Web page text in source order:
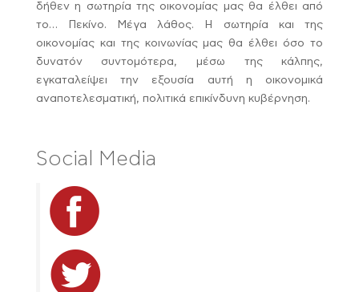
δήθεν η σωτηρία της οικονομίας μας θα έλθει από
το… Πεκίνο. Μέγα λάθος. Η σωτηρία και της
οικονομίας και της κοινωνίας μας θα έλθει όσο το
δυνατόν συντομότερα, μέσω της κάλπης,
εγκαταλείψει την εξουσία αυτή η οικονομικά
αναποτελεσματική, πολιτικά επικίνδυνη κυβέρνηση.
Social Media